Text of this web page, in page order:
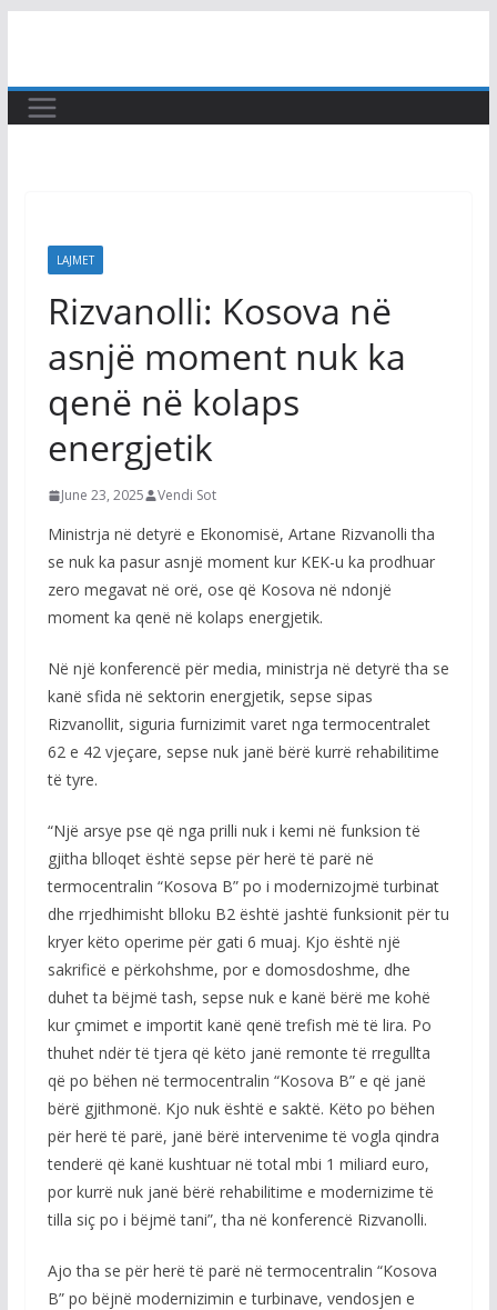
content
LAJMET
Rizvanolli: Kosova në
asnjë moment nuk ka
qenë në kolaps
energjetik
June 23, 2025 Vendi Sot
Ministrja në detyrë e Ekonomisë, Artane Rizvanolli tha
se nuk ka pasur asnjë moment kur KEK-u ka prodhuar
zero megavat në orë, ose që Kosova në ndonjë
moment ka qenë në kolaps energjetik.
Në një konferencë për media, ministrja në detyrë tha se
kanë sfida në sektorin energjetik, sepse sipas
Rizvanollit, siguria furnizimit varet nga termocentralet
62 e 42 vjeçare, sepse nuk janë bërë kurrë rehabilitime
të tyre.
“Një arsye pse që nga prilli nuk i kemi në funksion të
gjitha blloqet është sepse për herë të parë në
termocentralin “Kosova B” po i modernizojmë turbinat
dhe rrjedhimisht blloku B2 është jashtë funksionit për tu
kryer këto operime për gati 6 muaj. Kjo është një
sakrificë e përkohshme, por e domosdoshme, dhe
duhet ta bëjmë tash, sepse nuk e kanë bërë me kohë
kur çmimet e importit kanë qenë trefish më të lira. Po
thuhet ndër të tjera që këto janë remonte të rregullta
që po bëhen në termocentralin “Kosova B” e që janë
bërë gjithmonë. Kjo nuk është e saktë. Këto po bëhen
për herë të parë, janë bërë intervenime të vogla qindra
tenderë që kanë kushtuar në total mbi 1 miliard euro,
por kurrë nuk janë bërë rehabilitime e modernizime të
tilla siç po i bëjmë tani”, tha në konferencë Rizvanolli.
Ajo tha se për herë të parë në termocentralin “Kosova
B” po bëjnë modernizimin e turbinave, vendosjen e